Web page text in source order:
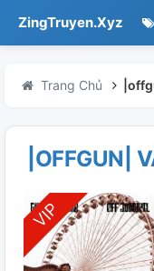
ZingTruyen.Xyz
Trang Chủ
|OFFGUN|